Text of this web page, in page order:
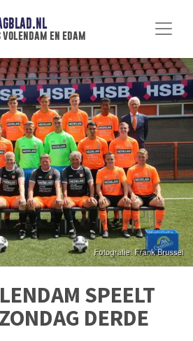
en edam
SPEELT
DERDE